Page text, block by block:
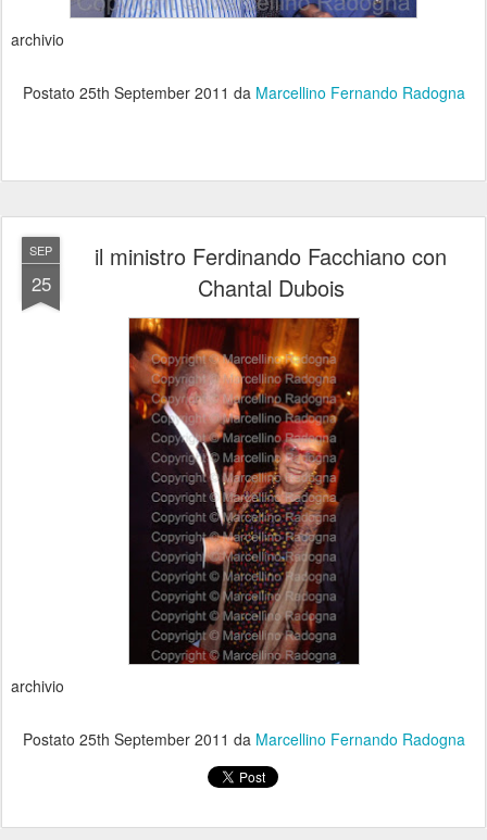
archivio
Postato 25th September 2011 da Marcellino Fernando Radogna
SEP
25
il ministro Ferdinando Facchiano con
Chantal Dubois
archivio
Postato 25th September 2011 da Marcellino Fernando Radogna